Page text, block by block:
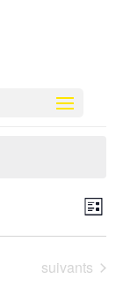
de
Liste
Évènements
suivants